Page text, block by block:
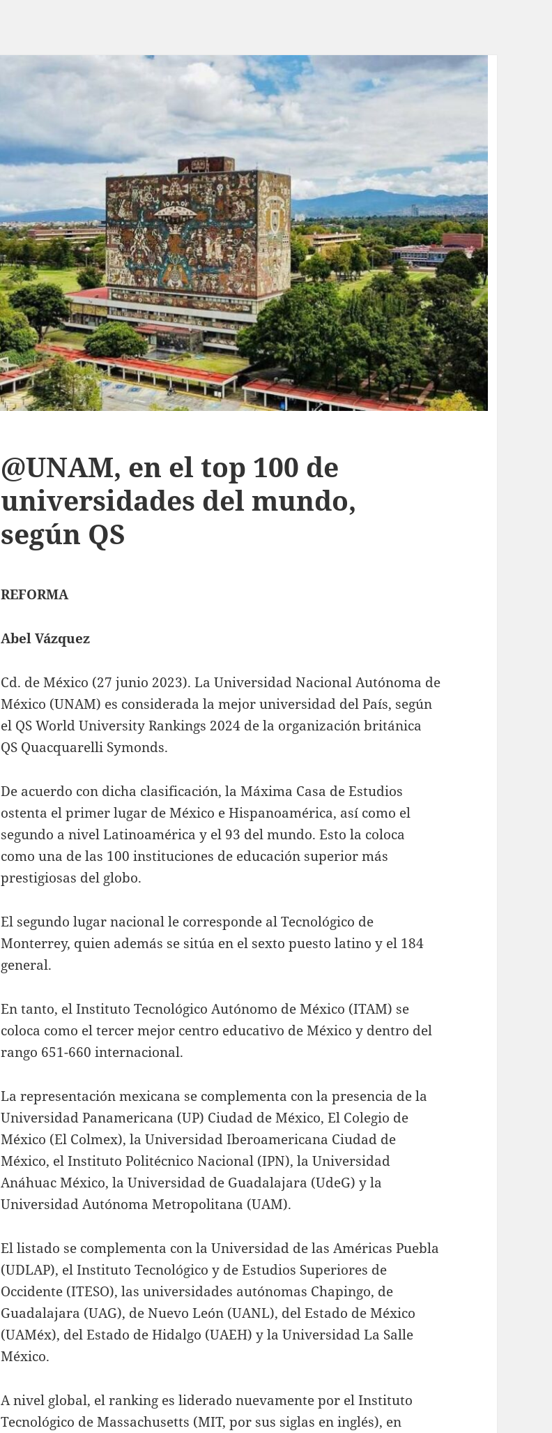
@UNAM, en el top 100 de
universidades del mundo,
según QS
REFORMA
Abel Vázquez
Cd. de México (27 junio 2023). La Universidad Nacional Autónoma de
México (UNAM) es considerada la mejor universidad del País, según
el QS World University Rankings 2024 de la organización británica
QS Quacquarelli Symonds.
De acuerdo con dicha clasificación, la Máxima Casa de Estudios
ostenta el primer lugar de México e Hispanoamérica, así como el
segundo a nivel Latinoamérica y el 93 del mundo. Esto la coloca
como una de las 100 instituciones de educación superior más
prestigiosas del globo.
El segundo lugar nacional le corresponde al Tecnológico de
Monterrey, quien además se sitúa en el sexto puesto latino y el 184
general.
En tanto, el Instituto Tecnológico Autónomo de México (ITAM) se
coloca como el tercer mejor centro educativo de México y dentro del
rango 651-660 internacional.
La representación mexicana se complementa con la presencia de la
Universidad Panamericana (UP) Ciudad de México, El Colegio de
México (El Colmex), la Universidad Iberoamericana Ciudad de
México, el Instituto Politécnico Nacional (IPN), la Universidad
Anáhuac México, la Universidad de Guadalajara (UdeG) y la
Universidad Autónoma Metropolitana (UAM).
El listado se complementa con la Universidad de las Américas Puebla
(UDLAP), el Instituto Tecnológico y de Estudios Superiores de
Occidente (ITESO), las universidades autónomas Chapingo, de
Guadalajara (UAG), de Nuevo León (UANL), del Estado de México
(UAMéx), del Estado de Hidalgo (UAEH) y la Universidad La Salle
México.
A nivel global, el ranking es liderado nuevamente por el Instituto
Tecnológico de Massachusetts (MIT, por sus siglas en inglés), en